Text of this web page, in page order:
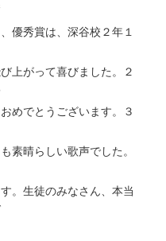
優秀賞は、深谷校２年１
上がって喜びました。２
めでとうございます。３
素晴らしい歌声でした。
。生徒のみなさん、本当